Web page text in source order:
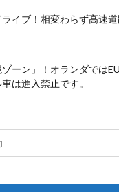
イブ！相変わらず高速
ーン」！オランダでは
は進入禁止です。